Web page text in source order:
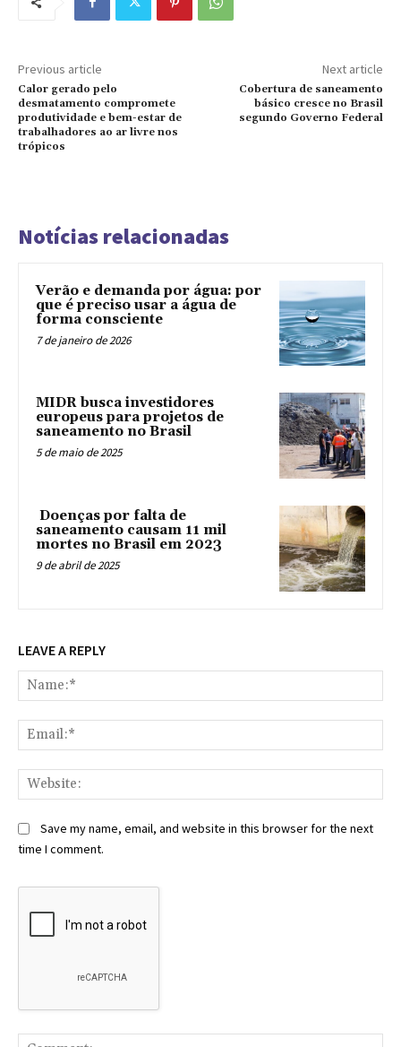
Previous article
Calor gerado pelo
desmatamento compromete
produtividade e bem-estar de
trabalhadores ao ar livre nos
trópicos
Next article
Cobertura de saneamento
básico cresce no Brasil
segundo Governo Federal
Notícias relacionadas
Verão e demanda por água: por
que é preciso usar a água de
forma consciente
7 de janeiro de 2026
MIDR busca investidores
europeus para projetos de
saneamento no Brasil
5 de maio de 2025
Doenças por falta de
saneamento causam 11 mil
mortes no Brasil em 2023
9 de abril de 2025
LEAVE A REPLY
Save my name, email, and website in this browser for the next
time I comment.